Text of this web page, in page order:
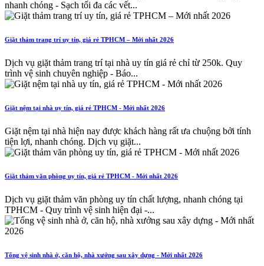
nhanh chóng - Sạch tối đa các vết...
Giặt thảm trang trí uy tín, giá rẻ TPHCM – Mới nhất 2026
Dịch vụ giặt thảm trang trí tại nhà uy tín giá rẻ chỉ từ 250k. Quy
trình vệ sinh chuyên nghiệp - Báo...
Giặt nệm tại nhà uy tín, giá rẻ TPHCM - Mới nhất 2026
Giặt nệm tại nhà hiện nay được khách hàng rất ưa chuộng bởi tính
tiện lợi, nhanh chóng. Dịch vụ giặt...
Giặt thảm văn phòng uy tín, giá rẻ TPHCM - Mới nhất 2026
Dịch vụ giặt thảm văn phòng uy tín chất lượng, nhanh chóng tại
TPHCM - Quy trình vệ sinh hiện đại -...
Tổng vệ sinh nhà ở, căn hộ, nhà xưởng sau xây dựng - Mới nhất 2026